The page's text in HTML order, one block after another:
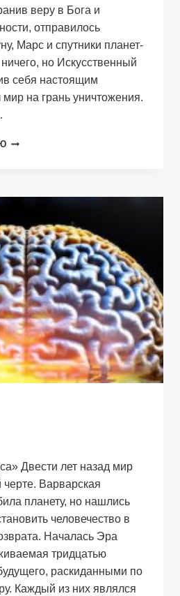
веру в Бога и
отправилось
Марс и спутники планет-
но Искусственный
себя настоящим
на грань уничтожения.
ВСЕ
Двести лет назад мир
Варварская
планету, но нашлись
человечество в
Началась Эра
тридцатью
раскиданными по
Каждый из них являлся